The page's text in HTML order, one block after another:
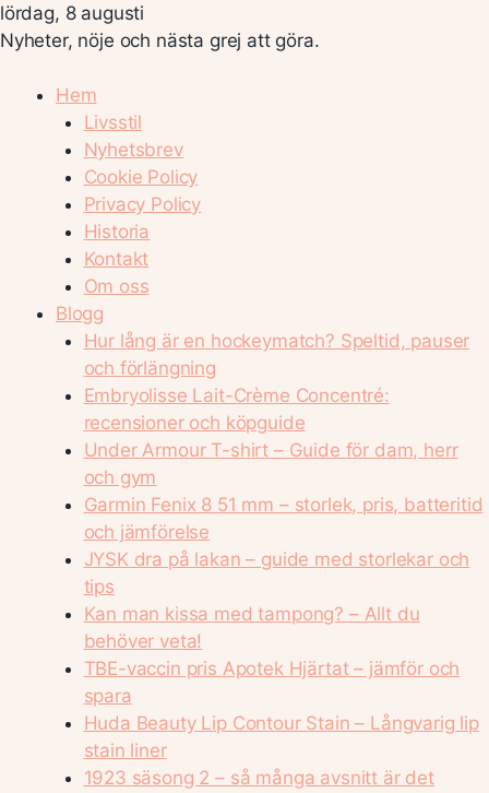
lördag, 8 augusti
Nyheter, nöje och nästa grej att göra.
Hem
Livsstil
Nyhetsbrev
Cookie Policy
Privacy Policy
Historia
Kontakt
Om oss
Blogg
Hur lång är en hockeymatch? Speltid, pauser
och förlängning
Embryolisse Lait-Crème Concentré:
recensioner och köpguide
Under Armour T-shirt – Guide för dam, herr
och gym
Garmin Fenix 8 51 mm – storlek, pris, batteritid
och jämförelse
JYSK dra på lakan – guide med storlekar och
tips
Kan man kissa med tampong? – Allt du
behöver veta!
TBE-vaccin pris Apotek Hjärtat – jämför och
spara
Huda Beauty Lip Contour Stain – Långvarig lip
stain liner
1923 säsong 2 – så många avsnitt är det